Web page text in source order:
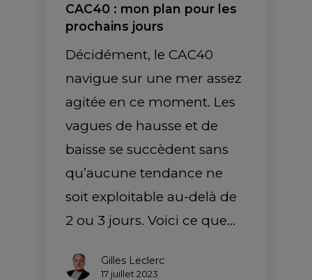
CAC40 : mon plan pour les
prochains jours
Décidément, le CAC40
navigue sur une mer assez
agitée en ce moment. Les
vagues de hausse et de
baisse se succèdent sans
qu’aucune tendance ne
soit exploitable au-delà de
2 ou 3 jours. Voici ce que…
Gilles Leclerc
17 juillet 2023